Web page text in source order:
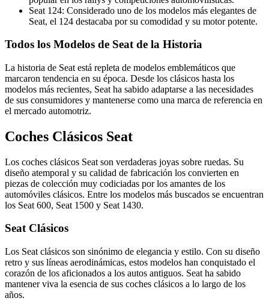
Seat 124: Considerado uno de los modelos más elegantes de
Seat, el 124 destacaba por su comodidad y su motor potente.
Todos los Modelos de Seat de la Historia
La historia de Seat está repleta de modelos emblemáticos que
marcaron tendencia en su época. Desde los clásicos hasta los
modelos más recientes, Seat ha sabido adaptarse a las necesidades
de sus consumidores y mantenerse como una marca de referencia en
el mercado automotriz.
Coches Clásicos Seat
Los coches clásicos Seat son verdaderas joyas sobre ruedas. Su
diseño atemporal y su calidad de fabricación los convierten en
piezas de colección muy codiciadas por los amantes de los
automóviles clásicos. Entre los modelos más buscados se encuentran
los Seat 600, Seat 1500 y Seat 1430.
Seat Clásicos
Los Seat clásicos son sinónimo de elegancia y estilo. Con su diseño
retro y sus líneas aerodinámicas, estos modelos han conquistado el
corazón de los aficionados a los autos antiguos. Seat ha sabido
mantener viva la esencia de sus coches clásicos a lo largo de los
años.